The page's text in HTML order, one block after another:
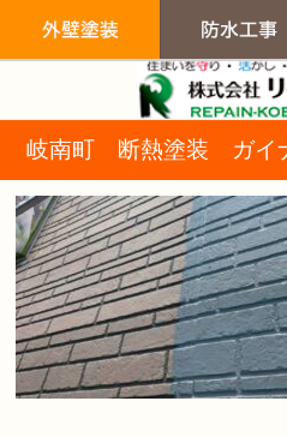
岐南町 断熱塗装 ガイ